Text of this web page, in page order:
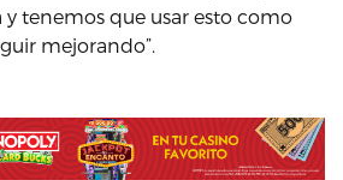
y tenemos que usar esto como
mejorando”.